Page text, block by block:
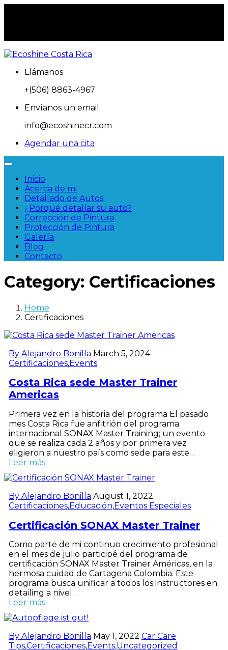
Llámanos
+(506) 8863-4967
Envíanos un email
info@ecoshinecr.com
Agendar una cita
Inicio
Acerca de mi
Detallado de Autos
¿Porqué detallar su auto?
Corrección de Pintura
Protección de Pintura
Galería
Blog
Contacto
Category: Certificaciones
Home
Certificaciones
By Alejandro Bonilla March 5, 2024
Certificaciones,Events
Costa Rica sede Master Trainer
Americas
Primera vez en la historia del programa El pasado
mes Costa Rica fue anfitrión del programa
internacional SONAX Master Training; un evento
que se realiza cada 2 años y por primera vez
eligieron a nuestro país como sede para este…
Leer más
By Alejandro Bonilla August 1, 2022
Certificaciones,Educación,Eventos Especiales
Certificación SONAX Master Trainer
Como parte de mi continuo crecimiento profesional
en el mes de julio participé del programa de
certificación SONAX Master Trainer Américas, en la
hermosa cuidad de Cartagena Colombia. Este
programa busca unificar a todos los instructores en
detailing a nivel…
Leer más
By Alejandro Bonilla May 1, 2022 Car Care
Tips,Certificaciones,Events,Uncategorized